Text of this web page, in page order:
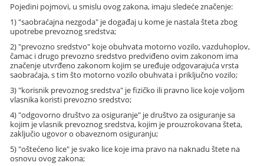
Pojedini pojmovi, u smislu ovog zakona, imaju sledeće značenje:
1) "saobraćajna nezgoda" je događaj u kome je nastala šteta zbog
upotrebe prevoznog sredstva;
2) "prevozno sredstvo" koje obuhvata motorno vozilo, vazduhoplov,
čamac i drugo prevozno sredstvo predviđeno ovim zakonom ima
značenje utvrđeno zakonom kojim se uređuje odgovarajuća vrsta
saobraćaja, s tim što motorno vozilo obuhvata i priključno vozilo;
3) "korisnik prevoznog sredstva" je fizičko ili pravno lice koje voljom
vlasnika koristi prevozno sredstvo;
4) "odgovorno društvo za osiguranje" je društvo za osiguranje sa
kojim je vlasnik prevoznog sredstva, kojim je prouzrokovana šteta,
zaključio ugovor o obaveznom osiguranju;
5) "oštećeno lice" je svako lice koje ima pravo na naknadu štete na
osnovu ovog zakona;